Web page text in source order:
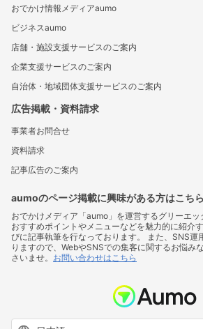
おでかけ情報メディアaumo
ビジネスaumo
店舗・施設支援サービスのご案内
企業支援サービスのご案内
自治体・地域団体支援サービスのご案内
広告掲載・資料請求
事業者お問合せ
資料請求
記事広告のご案内
aumoのページ掲載に興味がある方はこちら
おでかけメディア「aumo」を運営するグリーエ
おすすめポイントやメニューなどを魅力的に紹介
びに記事執筆を行なっております。 また、SNS運
りますので、WebやSNSでの集客に関するお悩み
さいませ。 お問い合わせはこちら